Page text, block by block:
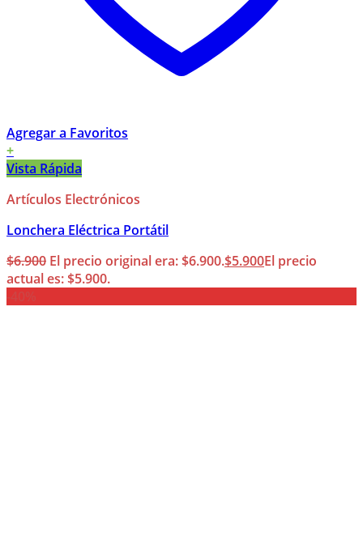
Agregar a Favoritos
+
Vista Rápida
Artículos Electrónicos
Lonchera Eléctrica Portátil
$6.900 El precio original era: $6.900.$5.900El precio
actual es: $5.900.